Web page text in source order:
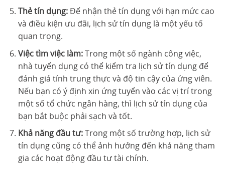
Thẻ tín dụng:Để nhận thẻ tín dụng với hạn mức cao
và điều kiện ưu đãi, lịch sử tín dụng là một yếu tố
quan trọng.
Việc tìm việc làm:Trong một số ngành công việc,
nhà tuyển dụng có thể kiểm tra lịch sử tín dụng để
đánh giá tính trung thực và độ tin cậy của ứng viên.
Nếu bạn có ý định xin ứng tuyển vào các vị trí trong
một số tổ chức ngân hàng, thì lịch sử tín dụng của
bạn bắt buộc phải sạch và tốt.
Khả năng đầu tư:Trong một số trường hợp, lịch sử
tín dụng cũng có thể ảnh hưởng đến khả năng tham
gia các hoạt động đầu tư tài chính.